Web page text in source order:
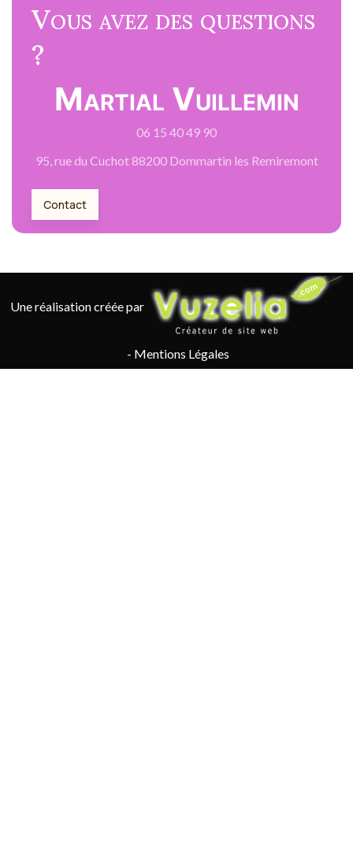
Vous avez des questions
?
Martial Vuillemin
06 15 40 49 90
95, rue du Cuchot 88200 Dommartin les Remiremont
Contact
Une réalisation créée par
- Mentions Légales